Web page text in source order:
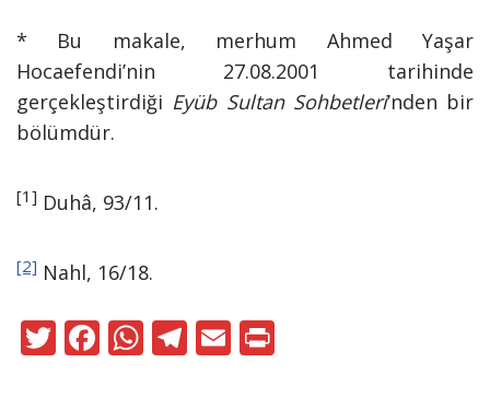
* Bu makale, merhum Ahmed Yaşar
Hocaefendi’nin 27.08.2001 tarihinde
gerçekleştirdiği Eyüb Sultan Sohbetleri’nden bir
bölümdür.
[1] Duhâ, 93/11.
[2] Nahl, 16/18.
T F W T E